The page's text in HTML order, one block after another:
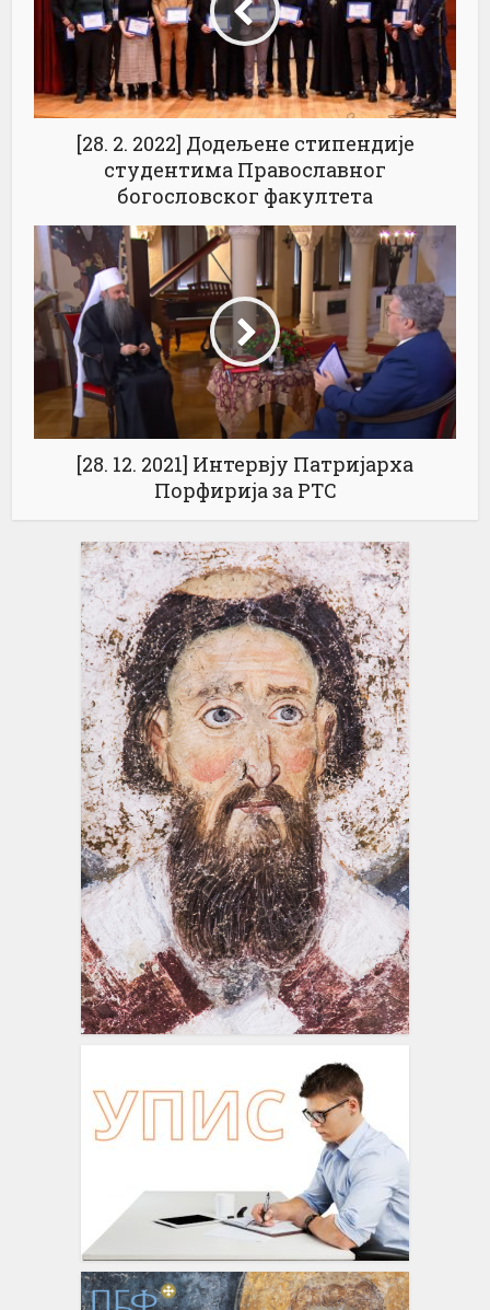
[28. 2. 2022] Додељене стипендије
студентима Православног
богословског факултета
[28. 12. 2021] Интервју Патријарха
Порфирија за РТС